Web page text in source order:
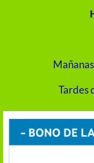
Tardes